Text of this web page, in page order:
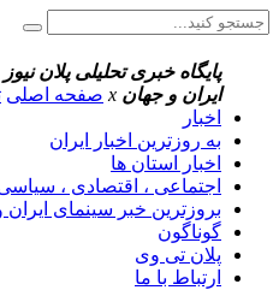
پایگاه خبری تحلیلی پلان
ایران و جهان x صفحه اصلی
اخبار
به روزترین اخبار ایران
اخبار استان ها
اجتماعی ، اقتصادی ،
بروزترین خبر سینمای
گوناگون
پلان تی وی
ارتباط با ما